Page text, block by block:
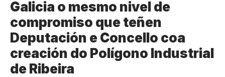
Galicia o mesmo nivel de
compromiso que teñen
Deputación e Concello coa
creación do Polígono Industrial
de Ribeira